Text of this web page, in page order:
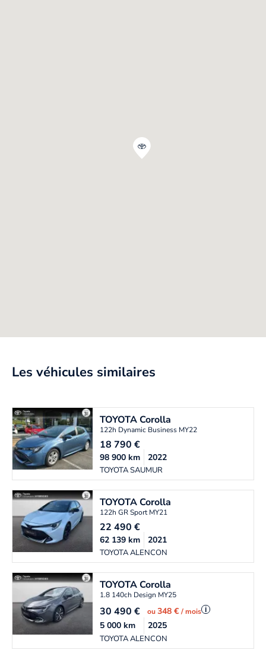
Les véhicules similaires
TOYOTACorolla
122h Dynamic Business MY22
18 790€
TOYOTA SAUMUR
98 900km 2022
TOYOTACorolla
122h GR Sport MY21
22 490€
TOYOTA ALENCON
62 139km 2021
TOYOTACorolla
1.8 140ch Design MY25
30 490€ ou348 €/ mois i
TOYOTA ALENCON
5 000km 2025